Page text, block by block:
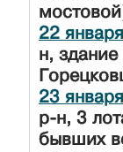
22 января
н,
23 января
р-н, 3
бывших